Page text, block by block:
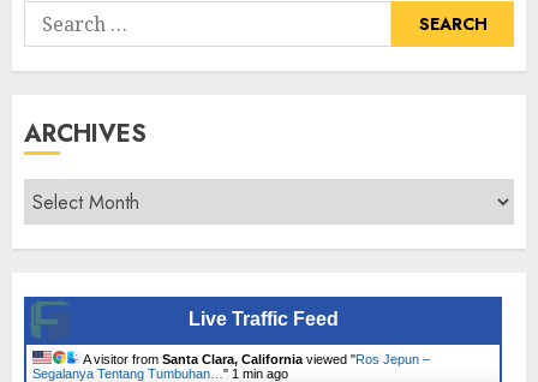
Search
for:
ARCHIVES
Archives
Live Traffic Feed
A visitor from Santa Clara, California viewed "Ros Jepun –
Segalanya Tentang Tumbuhan… " 1 min ago